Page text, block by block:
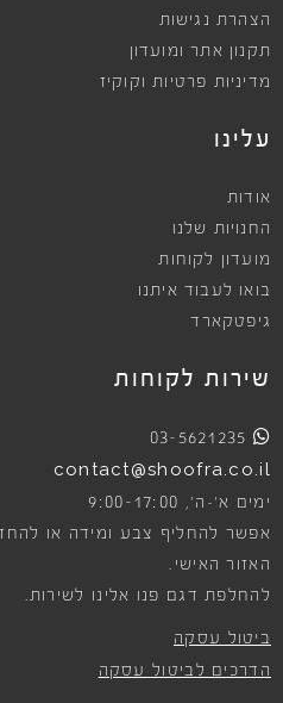
הצהרת נגישות
תקנון אתר ומועדון
מדיניות פרטיות וקוקיז
עלינו
אודות
החנויות שלנו
מועדון לקוחות
בואו לעבוד איתנו
גיפטקארד
שירות לקוחות
03-5621235
contact@shoofra.co.il
ימים א׳-ה׳, 9:00-17:00
אפשר להחליף צבע ומידה או
האזור האישי.
להחלפת דגם פנו אלינו לשירות.
ביטול עסקה
הדרכים לביטול עסקה